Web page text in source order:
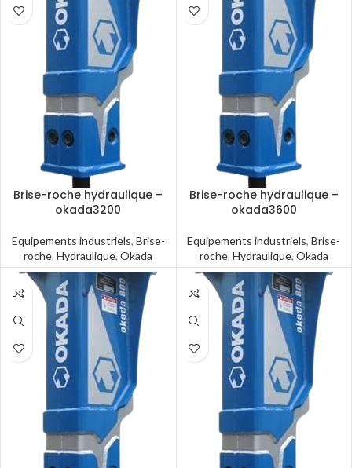
Brise-roche hydraulique –
okada3200
Equipements industriels, Brise-
roche,Hydraulique,Okada
Brise-roche hydraulique –
okada3600
Equipements industriels,Brise-
roche, Hydraulique, Okada